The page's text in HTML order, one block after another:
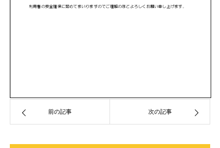
前の記事 次の記事